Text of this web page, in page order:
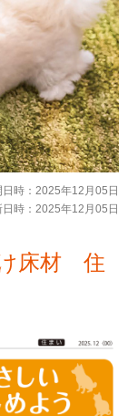
時： 2025年12月05日
時： 2025年12月05日
床材 住